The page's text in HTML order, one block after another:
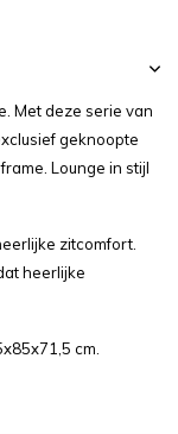
Met deze serie van
geknoopte
Lounge in stijl
zitcomfort.
heerlijke
cm.